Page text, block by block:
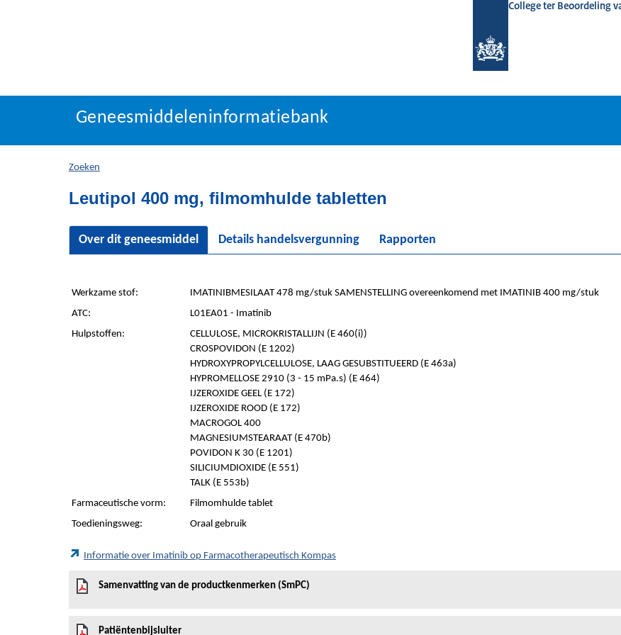
College ter Beoordeling
Geneesmiddeleninformatiebank
U
hier:
Geneesmiddeleninformatiebank
Zoeken
Leutipol 400 mg, filmomhulde tabletten
Over dit geneesmiddel Details handelsvergunning Rapporten
Werkzame stof:
IMATINIBMESILAAT 478 mg/stuk SAMENSTELLING overeenkomend met IMATINIB 400 mg/stuk
ATC:
L01EA01 - Imatinib
Hulpstoffen:
CELLULOSE, MICROKRISTALLIJN (E 460(i))
CROSPOVIDON (E 1202)
HYDROXYPROPYLCELLULOSE, LAAG GESUBSTITUEERD (E 463a)
HYPROMELLOSE 2910 (3 - 15 mPa.s) (E 464)
IJZEROXIDE GEEL (E 172)
IJZEROXIDE ROOD (E 172)
MACROGOL 400
MAGNESIUMSTEARAAT (E 470b)
POVIDON K 30 (E 1201)
SILICIUMDIOXIDE (E 551)
TALK (E 553b)
Farmaceutische vorm:
Filmomhulde tablet
Toedieningsweg:
Oraal gebruik
Informatie over Imatinib op Farmacotherapeutisch Kompas
Samenvatting van de productkenmerken (SmPC)
Patiëntenbijsluiter